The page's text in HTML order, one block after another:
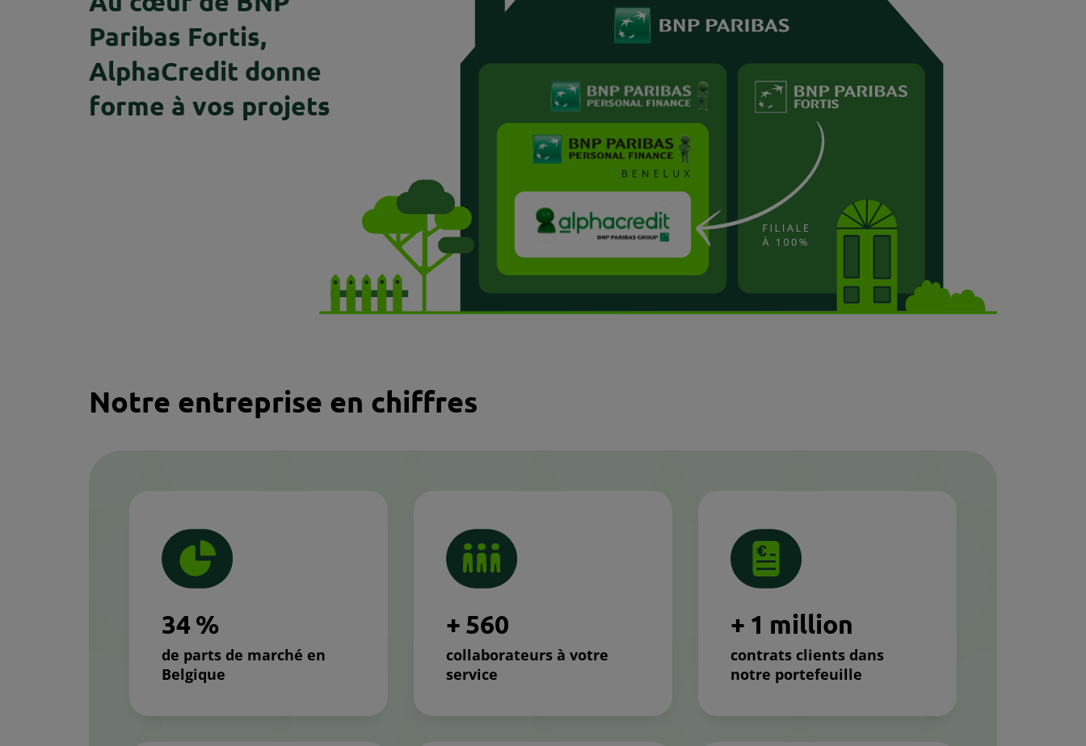
Paribas Fortis,
AlphaCredit donne
forme à vos projets
Notre entreprise en chiffres
34%
de parts de marché en
Belgique
+ 560
collaborateurs à votre
service
+ 1 million
contrats clients dans
notre portefeuille